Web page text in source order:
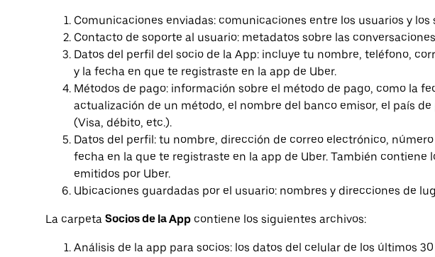
Comunicaciones enviadas: comunicaciones entre los usuarios y los
Contacto de soporte al usuario: metadatos sobre las
Datos del perfil del socio de la App: incluye tu nombre, teléfono,
y la fecha en que te registraste en la app de Uber.
Métodos de pago: información sobre el método de pago, como la
actualización de un método, el nombre del banco emisor, el país
(Visa, débito, etc.).
Datos del perfil: tu nombre, dirección de correo electrónico,
fecha en la que te registraste en la app de Uber. También contiene
emitidos por Uber.
Ubicaciones guardadas por el usuario: nombres y direcciones de
La carpeta Socios de la App contiene los siguientes archivos:
Análisis de la app para socios: los datos del celular de los últimos